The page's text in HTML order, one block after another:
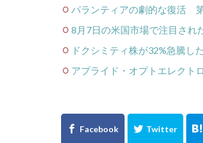
パランティアの劇的な復活
8月7日の米国市場で注目され
ドクシミティ株が32%急騰
アプライド・オプトエレク